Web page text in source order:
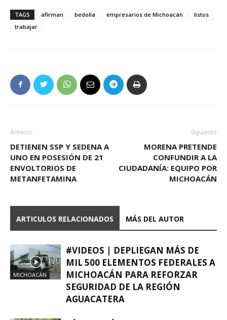
TAGS afirman bedolla empresarios de Michoacán
listos
trabajar
Anterior
DETIENEN SSP Y SEDENA A
UNO EN POSESIÓN DE 21
ENVOLTORIOS DE
METANFETAMINA
Siguiente
MORENA PRETENDE
CONFUNDIR A LA
CIUDADANÍA: EQUIPO POR
MICHOACÁN
ARTICULOS RELACIONADOS MÁS DEL AUTOR
MICHOACÁN
#VIDEOS | DEPLIEGAN MÁS DE
MIL 500 ELEMENTOS FEDERALES A
MICHOACÁN PARA REFORZAR
SEGURIDAD DE LA REGIÓN
AGUACATERA